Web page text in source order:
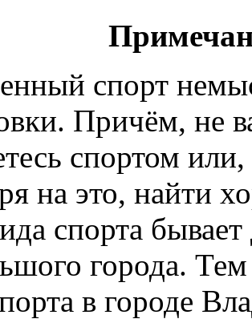
спорт
Причём, не
спортом
на это, найти
спорта
города.
в городе